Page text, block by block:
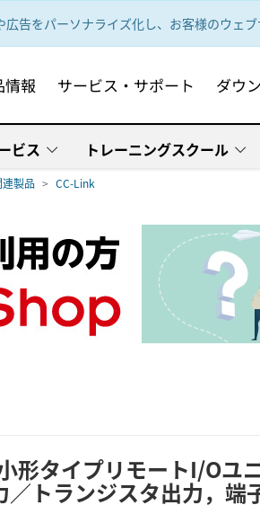
告をパーソナライズ化し、お客様のウェ
情報 サービス・サポート ダウ
ビス トレーニングスクール
製品
CC-Link
形タイプリモートI/Oユ
／トランジスタ出力，端